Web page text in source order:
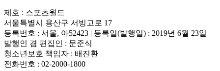
제호 : 스포츠월드
서울특별시 용산구 서빙고로 17
등록번호 : 서울, 아52423 | 등록일(발행일) : 2019년 6월 23일
발행인 겸 편집인 : 문준식
청소년보호 책임자 : 배진환
전화번호 : 02-2000-1800